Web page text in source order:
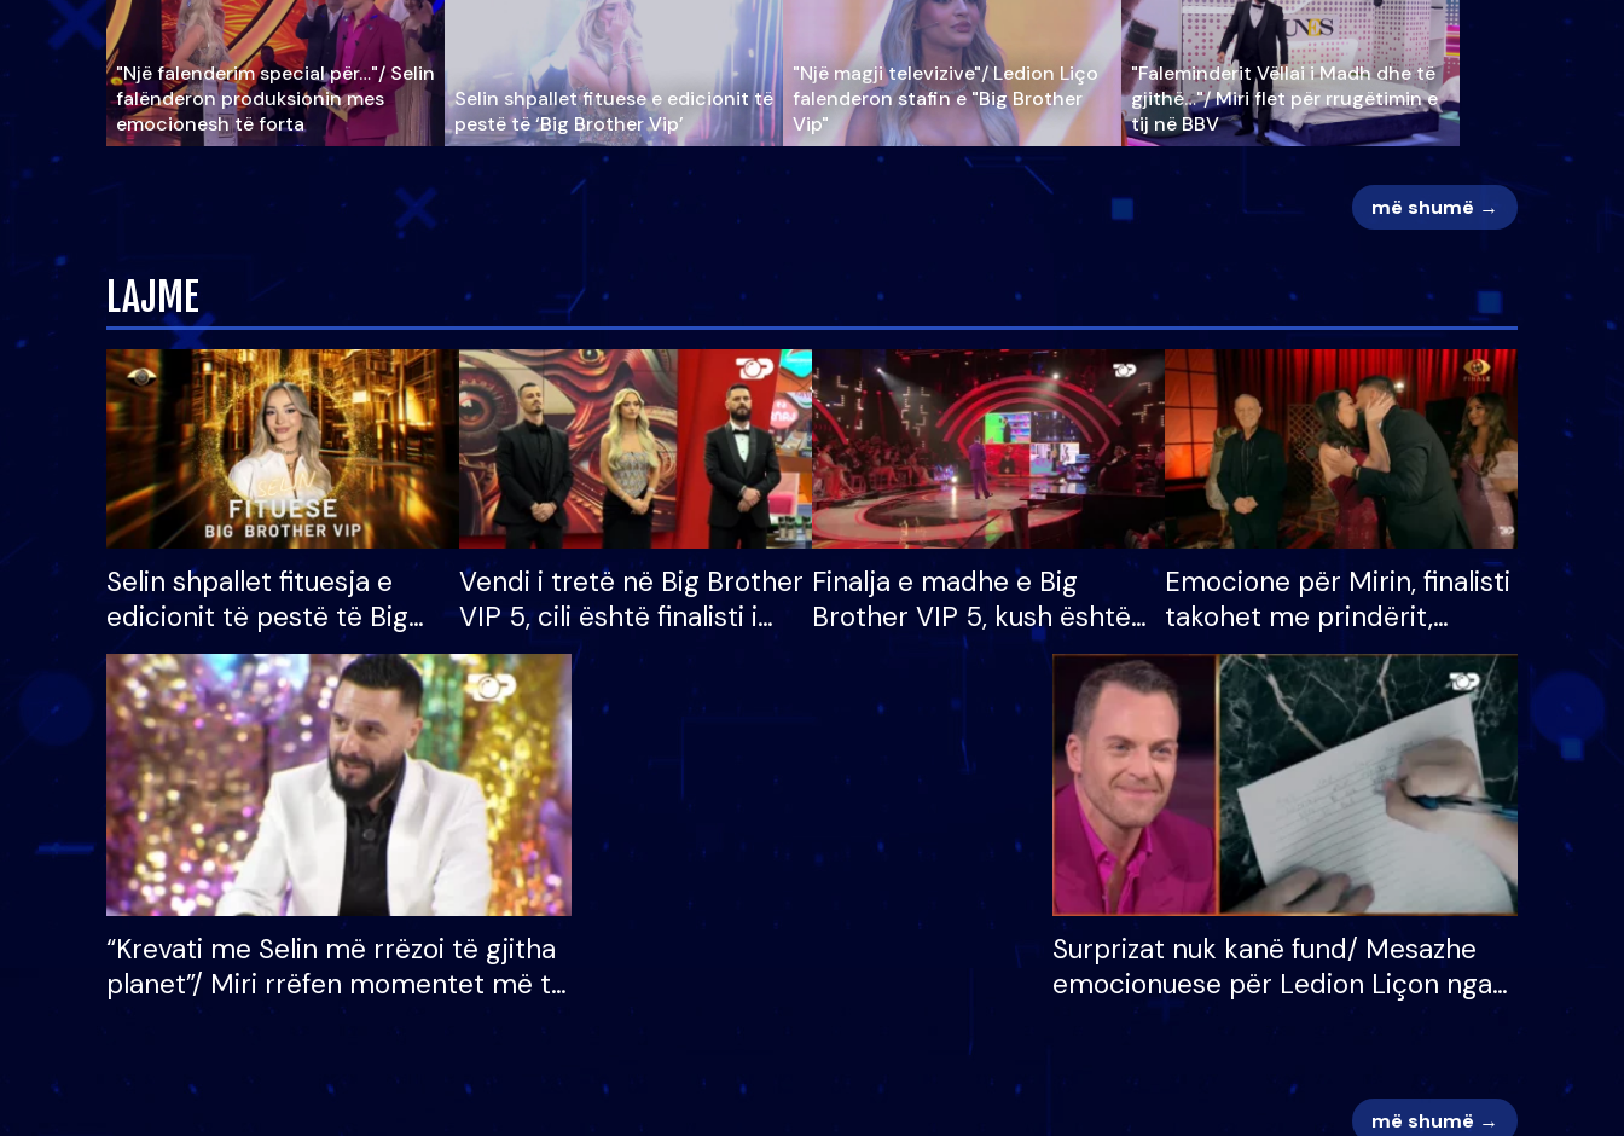
"Një falenderim special për…"/ Selin
falënderon produksionin mes
emocionesh të forta
Selin shpallet fituese e edicionit të
pestë të ‘Big Brother Vip’
"Një magji televizive"/ Ledion Liço
falenderon stafin e "Big Brother
Vip"
"Faleminderit Vëllai i Madh dhe të
gjithë…"/ Miri flet për rrugëtimin e
tij në BBV
më shumë →
LAJME
Selin shpallet fituesja e
edicionit të pestë të Big
Brother VIP, rrëmben
çmimin e madh prej 100
mijë eurosh
Vendi i tretë në Big Brother
VIP 5, cili është finalisti i
radhës që lë shtëpinë
Finalja e madhe e Big
Brother VIP 5, kush është
banori i parë që lë shtëpinë
dhe humb mundësinë për
të fituar çmimin e madh
Emocione për Mirin, finalisti
takohet me prindërit,
vajzën dhe bashkëshorten:
S’kemi ndonjë letër divorci
apo jo?
“Krevati me Selin më rrëzoi të gjitha
planet”/ Miri rrëfen momentet më të
bukura në shtëpinë e BB VIP: Do më
Surprizat nuk kanë fund/ Mesazhe
emocionuese për Ledion Liçon nga
nëna dhe fëmijët e tij, moderatori
më shumë →